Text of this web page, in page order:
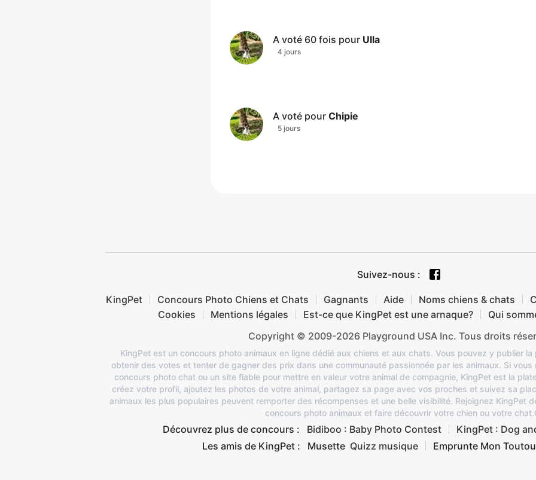
A voté 60 fois pour Ulla
4 jours
A voté pour Chipie
5 jours
Suivez-nous :
KingPet Concours Photo Chiens et Chats Gagnants Aide Noms chiens & chats
Cookies
Mentions légales Est-ce que KingPet est une arnaque?
Qui
Copyright © 2009-2026 Playground USA Inc. Tous droits
KingPet est un concours photo animaux en ligne dédié aux chiens et aux chats. Vous pouvez y publier
obtenir des votes et tenter de gagner des prix dans une communauté passionnée par les animaux. Si
concours photo chat ou un site fiable pour mettre en valeur votre animal de compagnie, KingPet est la
créez votre profil, ajoutez les photos de votre animal, partagez sa page avec vos proches et suivez sa
animaux les plus populaires peuvent remporter des récompenses et une belle visibilité. Rejoignez KingPet
concours photo animaux et faire découvrir votre chien ou votre chat.
Découvrez plus de concours : Bidiboo : Baby Photo Contest
KingPet : Dog
Les amis de KingPet :
Musette Quizz musique Emprunte Mon Toutou